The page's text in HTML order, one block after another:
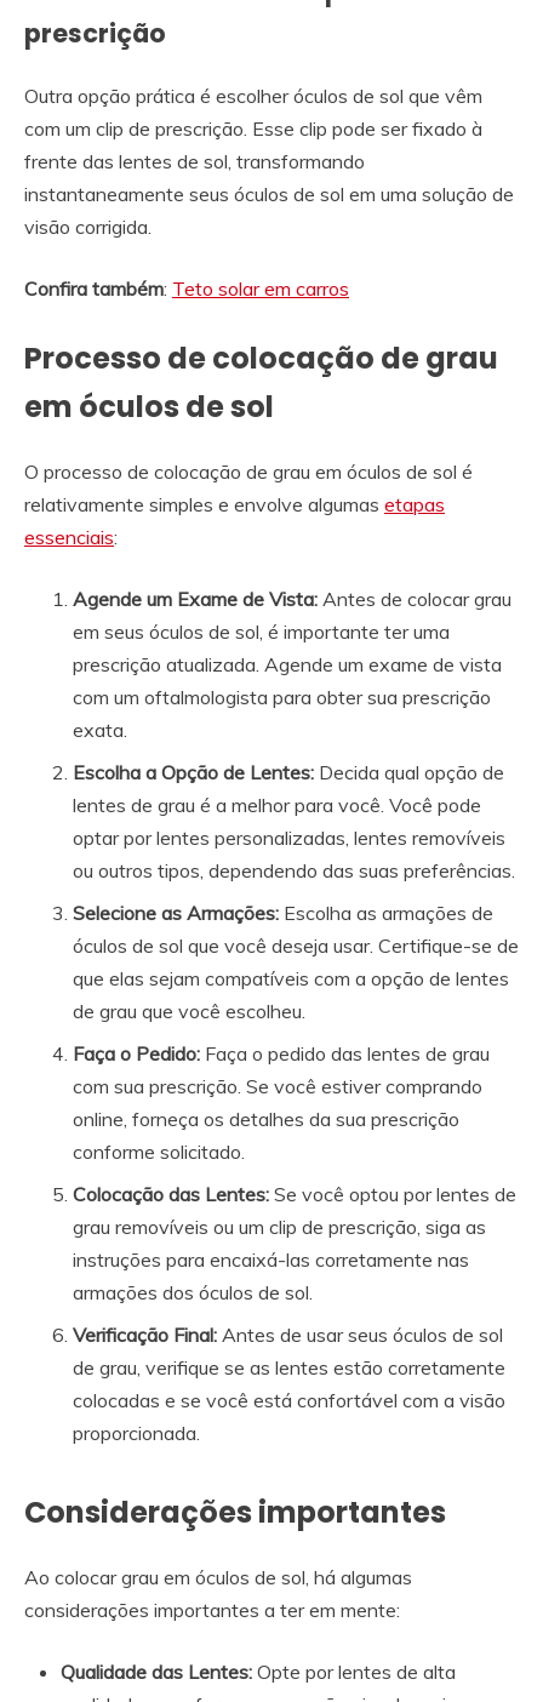
prescrição
Outra opção prática é escolher óculos de sol que vêm
com um clip de prescrição. Esse clip pode ser fixado à
frente das lentes de sol, transformando
instantaneamente seus óculos de sol em uma solução de
visão corrigida.
Confira também: Teto solar em carros
Processo de colocação de grau
em óculos de sol
O processo de colocação de grau em óculos de sol é
relativamente simples e envolve algumas etapas
essenciais:
Agende um Exame de Vista: Antes de colocar grau
em seus óculos de sol, é importante ter uma
prescrição atualizada. Agende um exame de vista
com um oftalmologista para obter sua prescrição
exata.
Escolha a Opção de Lentes: Decida qual opção de
lentes de grau é a melhor para você. Você pode
optar por lentes personalizadas, lentes removíveis
ou outros tipos, dependendo das suas preferências.
Selecione as Armações: Escolha as armações de
óculos de sol que você deseja usar. Certifique-se de
que elas sejam compatíveis com a opção de lentes
de grau que você escolheu.
Faça o Pedido: Faça o pedido das lentes de grau
com sua prescrição. Se você estiver comprando
online, forneça os detalhes da sua prescrição
conforme solicitado.
Colocação das Lentes: Se você optou por lentes de
grau removíveis ou um clip de prescrição, siga as
instruções para encaixá-las corretamente nas
armações dos óculos de sol.
Verificação Final: Antes de usar seus óculos de sol
de grau, verifique se as lentes estão corretamente
colocadas e se você está confortável com a visão
proporcionada.
Considerações importantes
Ao colocar grau em óculos de sol, há algumas
considerações importantes a ter em mente:
Qualidade das Lentes: Opte por lentes de alta